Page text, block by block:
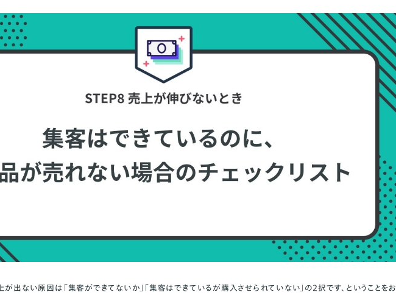
出ない原因は「集客ができてないか」「集客はできているが購入させられていない」の2択です、ということをお